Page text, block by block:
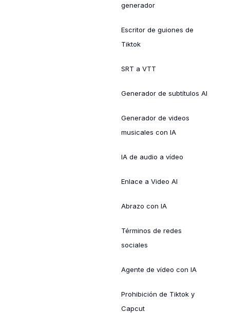
generador
Escritor de guiones de
Tiktok
SRT a VTT
Generador de subtítulos AI
Generador de videos
musicales con IA
IA de audio a vídeo
Enlace a Video AI
Abrazo con IA
Términos de redes
sociales
Agente de vídeo con IA
Prohibición de Tiktok y
Capcut